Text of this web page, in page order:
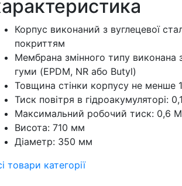
Корпус виконаний з вуглецевої
покриттям
Мембрана змінного типу виконана з
гуми (EPDM, NR або Butyl)
Товщина стінки корпусу не менше
Тиск повітря в гідроакумуляторі:
Максимальний робочий тиск: 0,6
Висота: 710 мм
Діаметр: 350 мм
товари категорії